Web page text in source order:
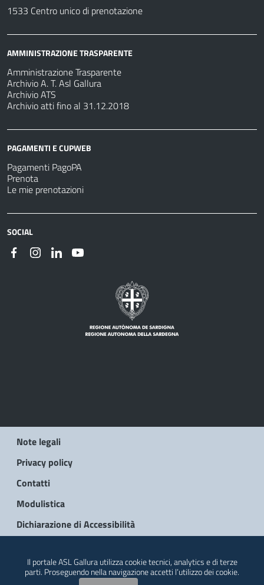
1533 Centro unico di prenotazione
AMMINISTRAZIONE TRASPARENTE
Amministrazione Trasparente
Archivio A. T. Asl Gallura
Archivio ATS
Archivio atti fino al 31.12.2018
PAGAMENTI E CUPWEB
Pagamenti PagoPA
Prenota
Le mie prenotazioni
SOCIAL
Note legali
Privacy policy
Contatti
Modulistica
Dichiarazione di Accessibilità
Il portale ASL Gallura utilizza cookie tecnici, analytics e di terze
parti. Proseguendo nella navigazione accetti l’utilizzo dei cookie.